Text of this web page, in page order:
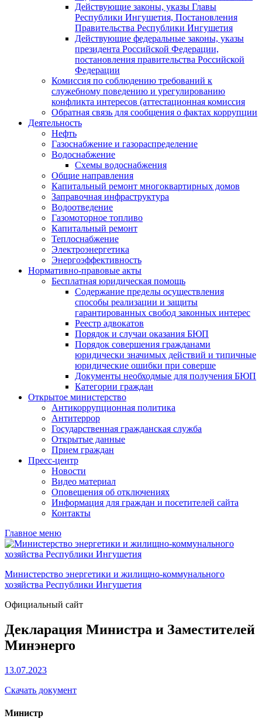
Действующие законы, указы Главы
Республики Ингушетия, Постановления
Правительства Республики Ингушетия
Действующие федеральные законы, указы
президента Российской Федерации,
постановления правительства Российской
Федерации
Комиссия по соблюдению требований к
служебному поведению и урегулированию
конфликта интересов (аттестационная комиссия
Обратная связь для сообщения о фактах коррупции
Деятельность
Нефть
Газоснабжение и газораспределение
Водоснабжение
Схемы водоснабжения
Общие направления
Капитальный ремонт многоквартирных домов
Заправочная инфраструктура
Водоотведение
Газомоторное топливо
Капитальный ремонт
Теплоснабжение
Электроэнергетика
Энергоэффективность
Нормативно-правовые акты
Бесплатная юридическая помощь
Содержание пределы осуществления
способы реализации и защиты
гарантированных свобод законных интерес
Реестр адвокатов
Порядок и случаи оказания БЮП
Порядок совершения гражданами
юридически значимых действий и типичные
юридические ошибки при соверше
Документы необходмые для получения БЮП
Категории граждан
Открытое министерство
Антикоррупционная политика
Антитеррор
Государственная гражданская служба
Открытые данные
Прием граждан
Пресс-центр
Новости
Видео материал
Оповещения об отключениях
Информация для граждан и посетителей сайта
Контакты
Главное меню
Министерство энергетики и жилищно-коммунального
хозяйства Республики Ингушетия
Официальный сайт
Декларация Министра и Заместителей
Минэнерго
13.07.2023
Скачать документ
Министр